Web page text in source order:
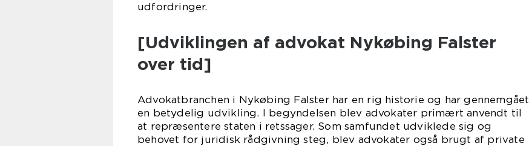
udfordringer.
[Udviklingen af advokat Nykøbing Falster
over tid]
Advokatbranchen i Nykøbing Falster har en rig historie og har gennemgået
en betydelig udvikling. I begyndelsen blev advokater primært anvendt til
at repræsentere staten i retssager. Som samfundet udviklede sig og
behovet for juridisk rådgivning steg, blev advokater også brugt af private